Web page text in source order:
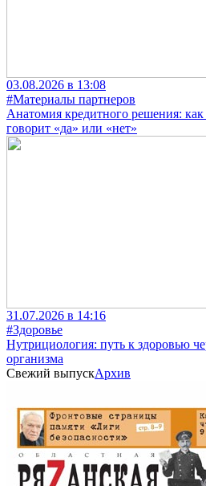
03.08.2026 в 13:08
#Материалы партнеров
Анатомия кредитного решения:
говорит «да» или «нет»
31.07.2026 в 14:16
#Здоровье
Нутрициология: путь к здоровью
организма
Свежий выпускАрхив